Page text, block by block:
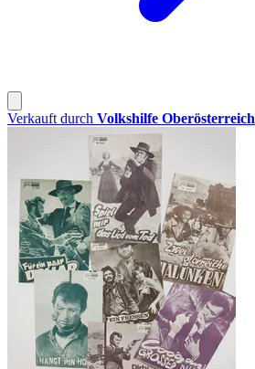
Verkauft durch Volkshilfe Oberösterreich